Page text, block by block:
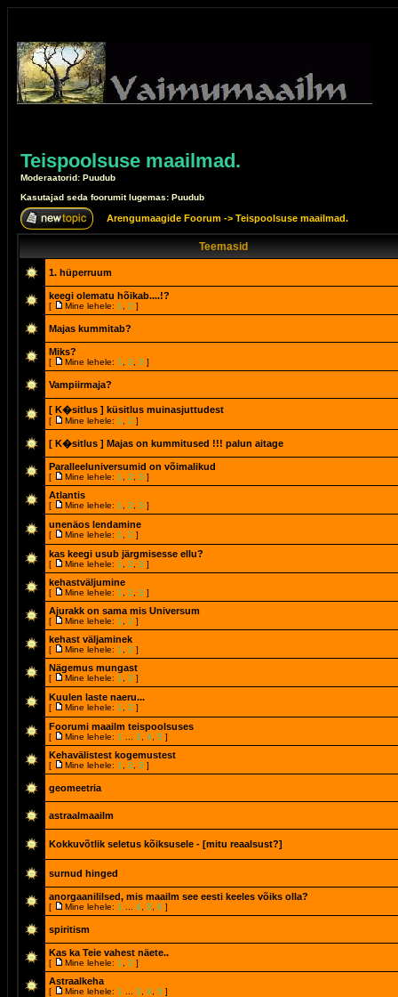
Teispoolsuse maailmad.
Moderaatorid: Puudub
Kasutajad seda foorumit lugemas: Puudub
Arengumaagide Foorum -> Teispoolsuse maailmad.
Teemasid
1. hüperruum
keegi olematu hõikab....!?
[ Mine lehele: 1 2 ]
Majas kummitab?
Miks?
[ Mine lehele: 1 2 3 ]
Vampiirmaja?
[ K�sitlus ] küsitlus muinasjuttudest
[ Mine lehele: 1 2 ]
[ K�sitlus ] Majas on kummitused !!! palun aitage
Paralleeluniversumid on võimalikud
[ Mine lehele: 1 2 3 ]
Atlantis
[ Mine lehele: 1 2 3 ]
unenäos lendamine
[ Mine lehele: 1 2 ]
kas keegi usub järgmisesse ellu?
[ Mine lehele: 1 2 3 ]
kehastväljumine
[ Mine lehele: 1 2 3 ]
Ajurakk on sama mis Universum
[ Mine lehele: 1 2 ]
kehast väljaminek
[ Mine lehele: 1 2 ]
Nägemus mungast
[ Mine lehele: 1 2 ]
Kuulen laste naeru...
[ Mine lehele: 1 2 ]
Foorumi maailm teispoolsuses
[ Mine lehele: 1 3 4 5 ]
Kehavälistest kogemustest
[ Mine lehele: 1 2 3 ]
geomeetria
astraalmaailm
Kokkuvõtlik seletus kõiksusele - [mitu reaalsust?]
surnud hinged
anorgaanililsed, mis maailm see eesti keeles võiks olla?
[ Mine lehele: 1 4 5 6 ]
spiritism
Kas ka Teie vahest näete..
[ Mine lehele: 1 2 ]
Astraalkeha
[ Mine lehele: 1 3 4 5 ]